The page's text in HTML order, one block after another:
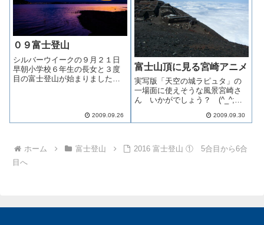
０９富士登山
シルバーウイークの９月２１日
早朝小学校６年生の長女と３度
目の富士登山が始まりました前
け・・・ (T_T)でもこの日を逃
すと今年の富士登山を断念する
2009.09.26
富士山頂に見る宮崎アニメ
実写版「天空の城ラピュタ」の
一場面に使えそうな風景宮崎さ
ん いかがでしょう？ (^_^;
峰はすぐそこです長女はこの急
リタイア私はズルズル何回も滑
2009.09.30
ホーム 富士登山
2016 富士登山 ① 5合目から6合
目へ